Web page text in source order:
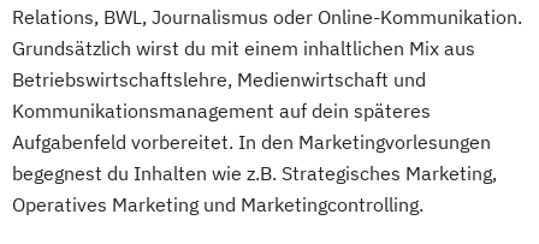
Relations, BWL, Journalismus oder Online-Kommunikation.
Grundsätzlich wirst du mit einem inhaltlichen Mix aus
Betriebswirtschaftslehre, Medienwirtschaft und
Kommunikationsmanagement auf dein späteres
Aufgabenfeld vorbereitet. In den Marketingvorlesungen
begegnest du Inhalten wie z.B. Strategisches Marketing,
Operatives Marketing und Marketingcontrolling.